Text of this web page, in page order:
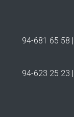
94-681 65 58 |
94-623 25 23 |